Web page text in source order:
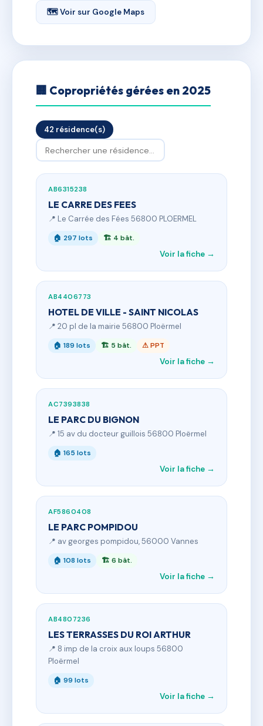
🗺 Voir sur Google Maps
🏢 Copropriétés gérées en 2025
42 résidence(s)
AB6315238
LE CARRE DES FEES
📍 Le Carrée des Fées 56800 PLOERMEL
🏠 297 lots 🏗 4 bât.
Voir la fiche →
AB4406773
HOTEL DE VILLE - SAINT NICOLAS
📍 20 pl de la mairie 56800 Ploërmel
🏠 189 lots 🏗 5 bât. ⚠ PPT
Voir la fiche →
AC7393838
LE PARC DU BIGNON
📍 15 av du docteur guillois 56800 Ploërmel
🏠 165 lots
Voir la fiche →
AF5860408
LE PARC POMPIDOU
📍 av georges pompidou, 56000 Vannes
🏠 108 lots 🏗 6 bât.
Voir la fiche →
AB4807236
LES TERRASSES DU ROI ARTHUR
📍 8 imp de la croix aux loups 56800
Ploërmel
🏠 99 lots
Voir la fiche →